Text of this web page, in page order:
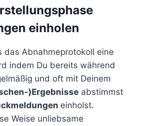
einholen
das Abnahmeprotokoll eine
indem Du bereits während
und oft mit Deinem
)Ergebnisse abstimmst
einholst.
Weise unliebsame